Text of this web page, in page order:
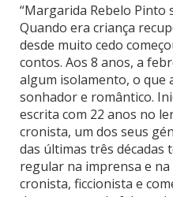
“Margarida Rebelo Pinto
Quando era criança
desde muito cedo
contos. Aos 8 anos, a
algum isolamento, o que
sonhador e romântico.
escrita com 22 anos no
cronista, um dos seus
das últimas três décadas
regular na imprensa e
cronista, ficcionista e